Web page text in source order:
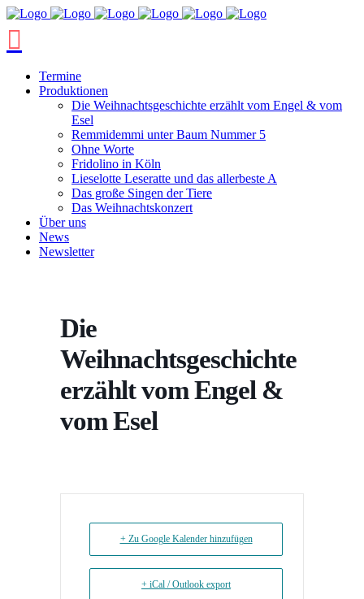
Termine
Produktionen
Die Weihnachtsgeschichte erzählt vom Engel & vom
Esel
Remmidemmi unter Baum Nummer 5
Ohne Worte
Fridolino in Köln
Lieselotte Leseratte und das allerbeste A
Das große Singen der Tiere
Das Weihnachtskonzert
Über uns
News
Newsletter
Die
Weihnachtsgeschichte
erzählt vom Engel &
vom Esel
+ Zu Google Kalender hinzufügen
+ iCal / Outlook export